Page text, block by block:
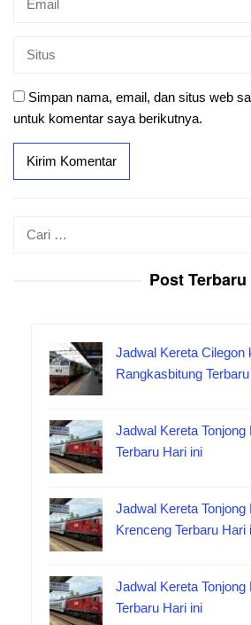
Simpan nama, email, dan situs web
untuk komentar saya berikutnya.
Post Terbaru
Jadwal Kereta Cilegon
Rangkasbitung
Jadwal Kereta
Terbaru Hari ini
Jadwal Kereta Tonjong
Krenceng Terbaru Hari
Jadwal Kereta
Terbaru Hari ini